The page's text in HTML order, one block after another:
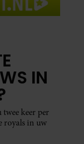
IN
keer per
royals in uw